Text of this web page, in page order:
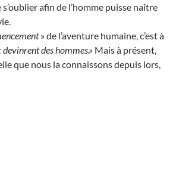
s’oublier afin de l’homme puisse naître
» de l’aventure humaine, c’est à
des hommes.» Mais à présent,
que nous la connaissons depuis lors,